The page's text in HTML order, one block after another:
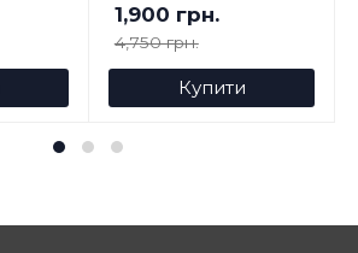
1,900 грн.
4,750 грн.
Купити